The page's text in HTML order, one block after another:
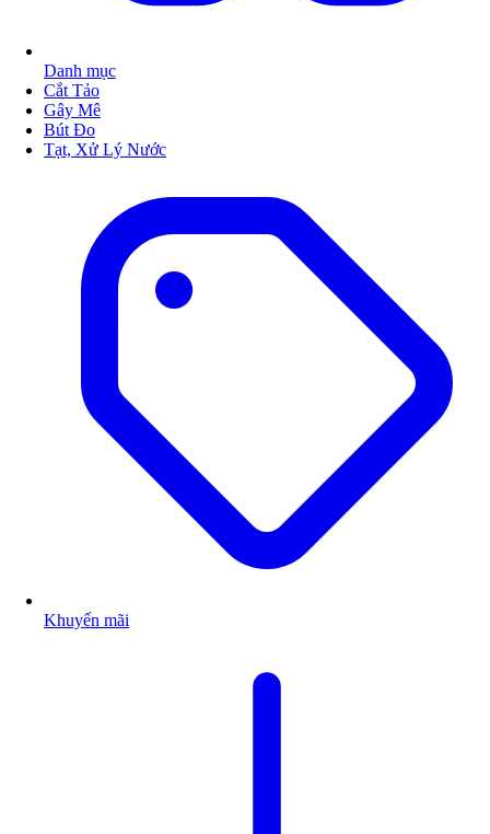
Danh mục
Cắt Tảo
Gây Mê
Bút Đo
Tạt, Xử Lý Nước
Khuyến mãi